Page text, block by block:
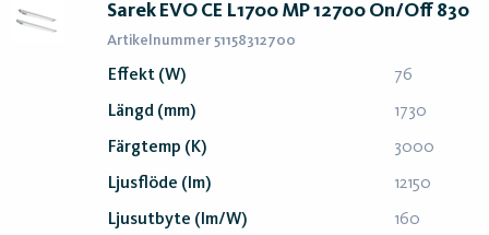
Sarek EVO CE L1700 MP 12700 On/Off 830
Artikelnummer 51158312700
Effekt (W) 76
Längd (mm) 1730
Färgtemp (K) 3000
Ljusflöde (lm) 12150
Ljusutbyte (lm/W) 160